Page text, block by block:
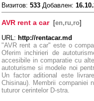
Визитов: 533 Добавлен:
AVR rent a car[en,ru,ro]
URL: http://rentacar.md
"AVR rent a car" este o
Oferim inchirieri de
accesibile in comparatie cu
autoturisme si modele noi
Un factor aditional este
Chisinau). Membrii companiei
tuturor cerintelor D-stra.